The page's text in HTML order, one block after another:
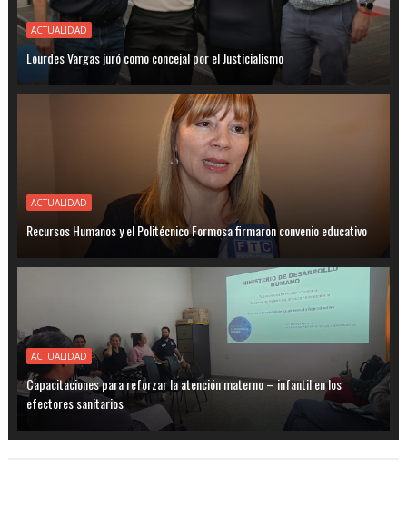
ACTUALIDAD
Lourdes Vargas juró como concejal por el Justicialismo
ACTUALIDAD
Recursos Humanos y el Politécnico Formosa firmaron convenio educativo
ACTUALIDAD
Capacitaciones para reforzar la atención materno – infantil en los
efectores sanitarios